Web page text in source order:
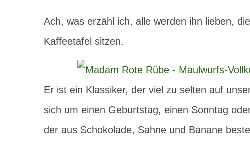
Ach, was erzähl ich, alle werden ihn lieben,
Kaffeetafel sitzen.
Er ist ein Klassiker, der viel zu selten auf
sich um einen Geburtstag, einen Sonntag
der aus Schokolade, Sahne und Banane